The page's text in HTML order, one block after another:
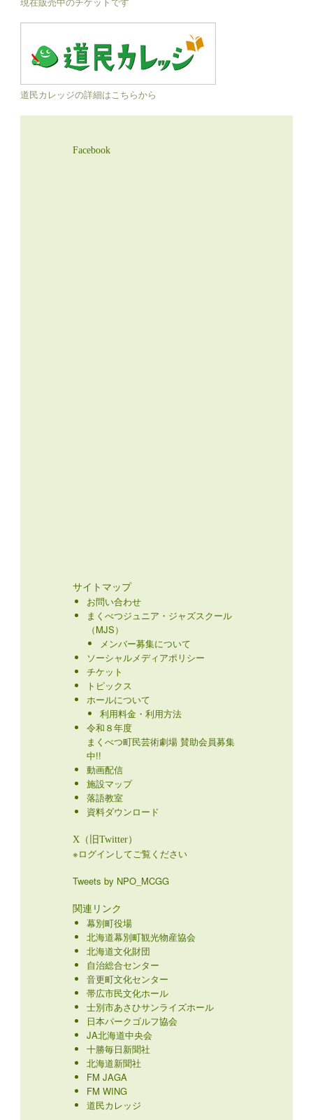
道民カレッジの詳細はこちらから
Facebook
サイトマップ
お問い合わせ
まくべつジュニア・ジャズスクール
（MJS）
メンバー募集について
ソーシャルメディアポリシー
チケット
トピックス
ホールについて
利用料金・利用方法
令和８年度
まくべつ町民芸術劇場 賛助会員募集
中!!
動画配信
施設マップ
落語教室
資料ダウンロード
X（旧Twitter）
※ログインしてご覧ください
Tweets by NPO_MCGG
関連リンク
幕別町役場
北海道幕別町観光物産協会
北海道文化財団
自治総合センター
音更町文化センター
帯広市民文化ホール
士別市あさひサンライズホール
日本パークゴルフ協会
JA北海道中央会
十勝毎日新聞社
北海道新聞社
FM JAGA
FM WING
道民カレッジ